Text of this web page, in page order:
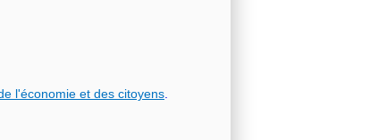
l'économie et des citoyens.